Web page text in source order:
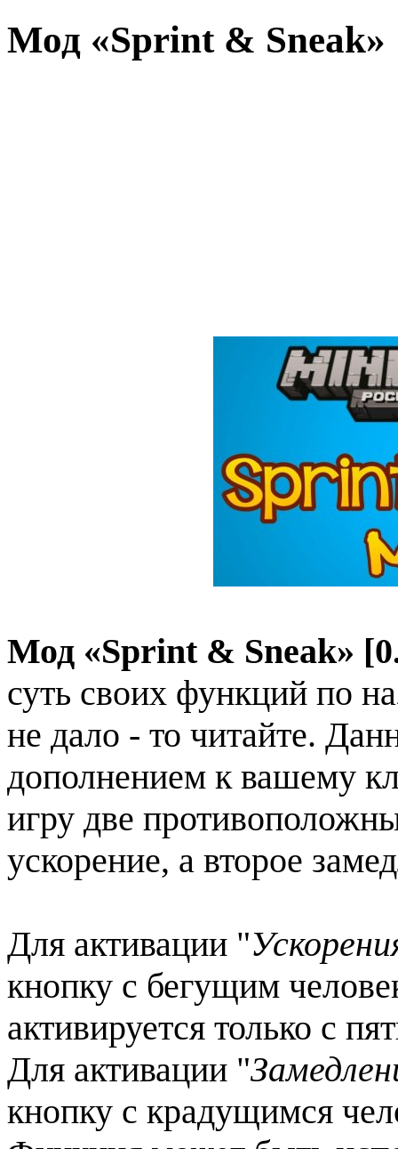
Мод «Sprint & Sneak»
Мод «Sprint & Sneak»
суть своих функций по
не дало - то читайте.
дополнением к вашему
игру две
ускорение, а второе
Для активации "
кнопку с бегущим
активируется только с
Для активации "
кнопку с крадущимся